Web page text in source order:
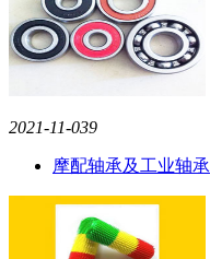
2021-11-039
摩配轴承及工业轴承